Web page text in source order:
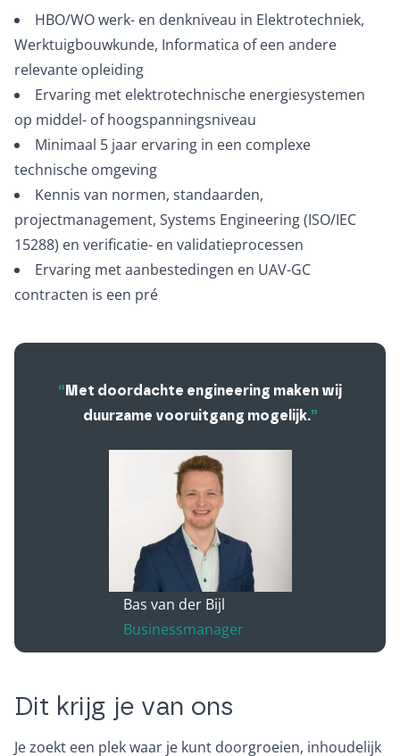
HBO/WO werk- en denkniveau in Elektrotechniek,
Werktuigbouwkunde, Informatica of een andere
relevante opleiding
Ervaring met elektrotechnische energiesystemen
op middel- of hoogspanningsniveau
Minimaal 5 jaar ervaring in een complexe
technische omgeving
Kennis van normen, standaarden,
projectmanagement, Systems Engineering (ISO/IEC
15288) en verificatie- en validatieprocessen
Ervaring met aanbestedingen en UAV-GC
contracten is een pré
“ Met doordachte engineering maken wij
duurzame vooruitgang mogelijk.”
Bas van der Bijl
Businessmanager
Dit krijg je van ons
Je zoekt een plek waar je kunt doorgroeien, inhoudelijk